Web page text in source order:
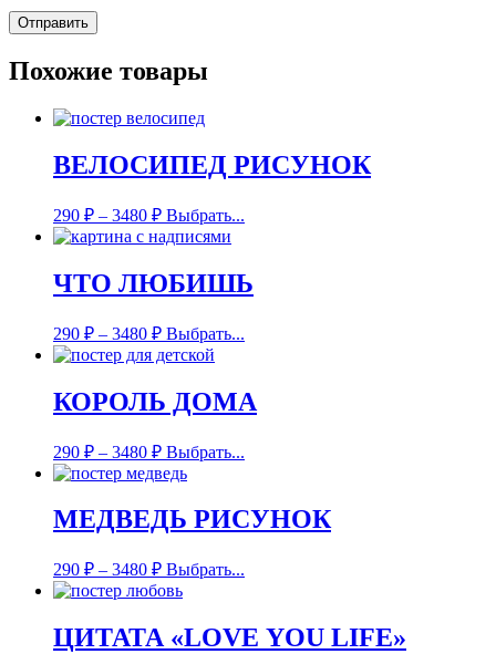
Похожие товары
ВЕЛОСИПЕД РИСУНОК
290 ₽ – 3480 ₽ Выбрать...
ЧТО ЛЮБИШЬ
290 ₽ – 3480 ₽ Выбрать...
КОРОЛЬ ДОМА
290 ₽ – 3480 ₽ Выбрать...
МЕДВЕДЬ РИСУНОК
290 ₽ – 3480 ₽ Выбрать...
ЦИТАТА «LOVE YOU LIFE»